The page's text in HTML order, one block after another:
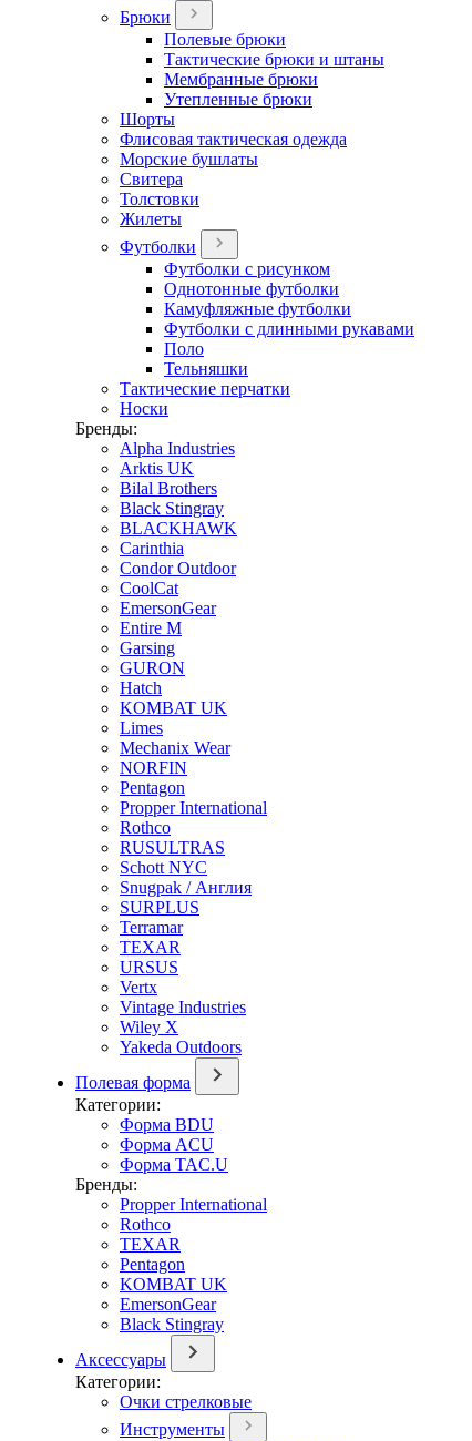
Брюки
Полевые брюки
Тактические брюки и штаны
Мембранные брюки
Утепленные брюки
Шорты
Флисовая тактическая одежда
Морские бушлаты
Свитера
Толстовки
Жилеты
Футболки
Футболки с рисунком
Однотонные футболки
Камуфляжные футболки
Футболки с длинными рукавами
Поло
Тельняшки
Тактические перчатки
Носки
Бренды:
Alpha Industries
Arktis UK
Bilal Brothers
Black Stingray
BLACKHAWK
Carinthia
Condor Outdoor
CoolCat
EmersonGear
Entire M
Garsing
GURON
Hatch
KOMBAT UK
Limes
Mechanix Wear
NORFIN
Pentagon
Propper International
Rothco
RUSULTRAS
Schott NYC
Snugpak / Англия
SURPLUS
Terramar
TEXAR
URSUS
Vertx
Vintage Industries
Wiley X
Yakeda Outdoors
Полевая форма
Категории:
Форма BDU
Форма ACU
Форма TAC.U
Бренды:
Propper International
Rothco
TEXAR
Pentagon
KOMBAT UK
EmersonGear
Black Stingray
Аксессуары
Категории:
Очки стрелковые
Инструменты